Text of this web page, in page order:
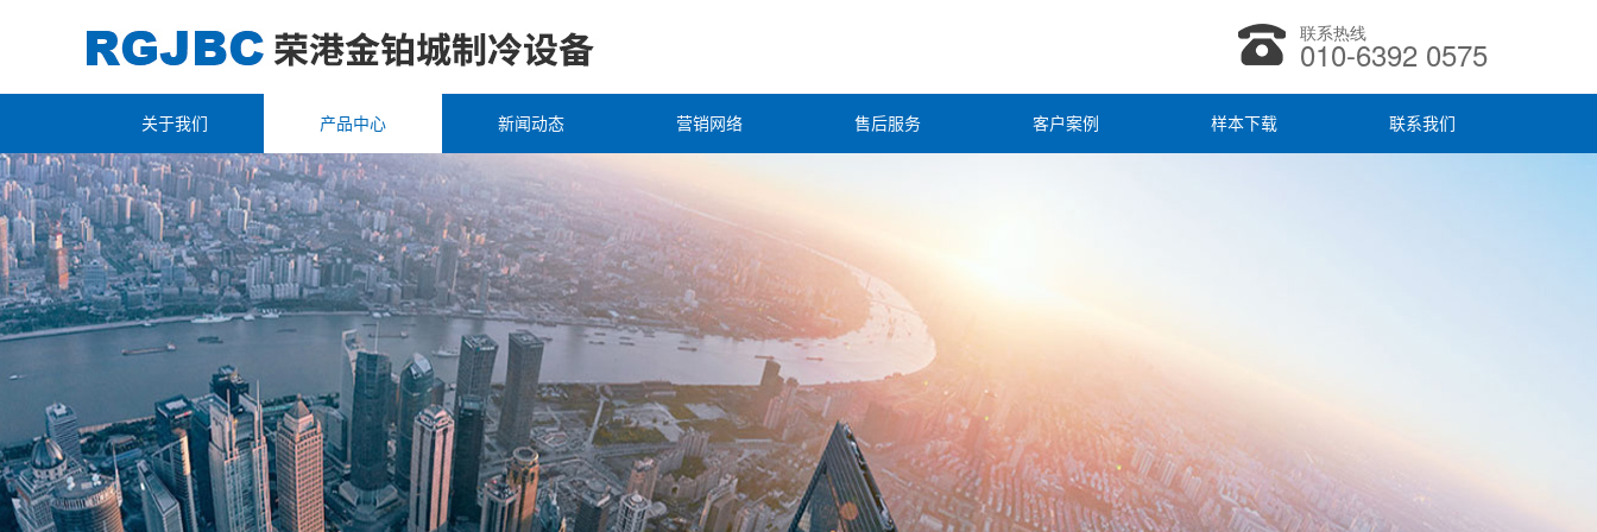
联系热线
010-6392 0575
关于我们 产品中心 新闻动态 营销网络 售后服务 客户案例 样本下载 联系我们